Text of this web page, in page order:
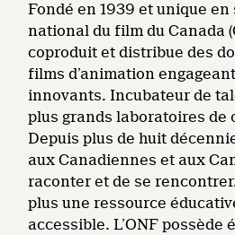
Fondé en 1939 et unique en
national du film du Canada
coproduit et distribue des
films d’animation
innovants. Incubateur de
plus grands laboratoires de
Depuis plus de huit
aux Canadiennes et aux
raconter et de se
plus une ressource
accessible. L’ONF possède